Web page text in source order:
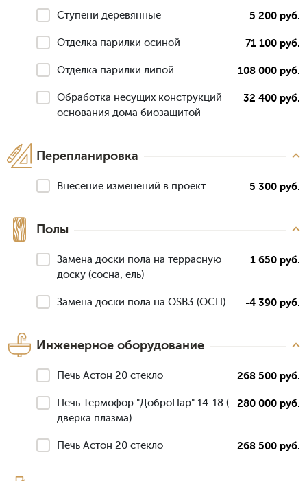
Ступени деревянные 5 200 руб.
Отделка парилки осиной 71 100 руб.
Отделка парилки липой 108 000 руб.
Обработка несущих конструкций
основания дома биозащитой
32 400 руб.
Перепланировка
Внесение изменений в проект 5 300 руб.
Полы
Замена доски пола на террасную
доску (сосна, ель)
1 650 руб.
Замена доски пола на OSB3 (ОСП) -4 390 руб.
Инженерное оборудование
Печь Астон 20 стекло 268 500 руб.
Печь Термофор "ДоброПар" 14-18 (
дверка плазма)
280 000 руб.
Печь Астон 20 стекло 268 500 руб.